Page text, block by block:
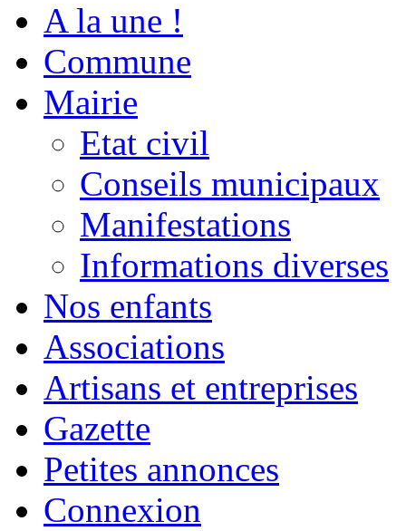
A la une !
Commune
Mairie
Etat civil
Conseils municipaux
Manifestations
Informations diverses
Nos enfants
Associations
Artisans et entreprises
Gazette
Petites annonces
Connexion